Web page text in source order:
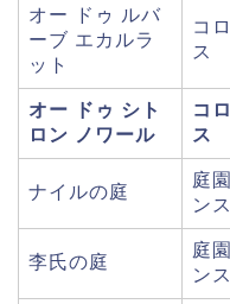
オー ドゥ ルバ
ーブ エカルラ
ット
コ
ス
オー ドゥ シト
ロン ノワール
コ
ス
ナイルの庭
庭
ンス
李氏の庭
庭
ンス